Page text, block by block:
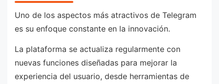
Uno de los aspectos más atractivos de Telegram
es su enfoque constante en la innovación.
La plataforma se actualiza regularmente con
nuevas funciones diseñadas para mejorar la
experiencia del usuario, desde herramientas de